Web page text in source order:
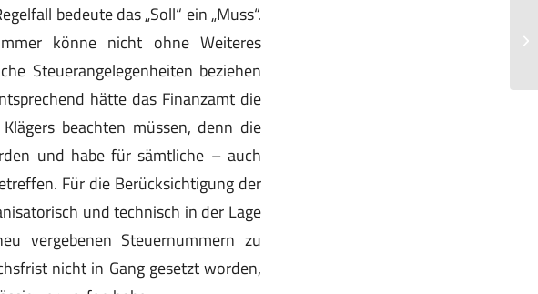
bedeute das „Soll“ ein „Muss“.
könne nicht ohne Weiteres
Steuerangelegenheiten beziehen
hätte das Finanzamt die
beachten müssen, denn die
und habe für sämtliche – auch
Für die Berücksichtigung der
und technisch in der Lage
vergebenen Steuernummern zu
nicht in Gang gesetzt worden,